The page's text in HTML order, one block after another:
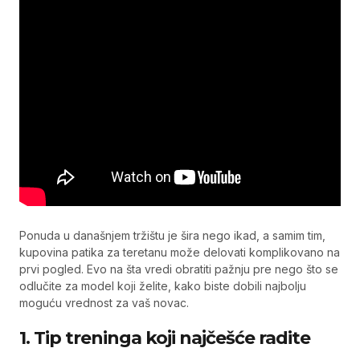
Ponuda u današnjem tržištu je šira nego ikad, a samim tim,
kupovina patika za teretanu može delovati komplikovano na
prvi pogled. Evo na šta vredi obratiti pažnju pre nego što se
odlučite za model koji želite, kako biste dobili najbolju
moguću vrednost za vaš novac.
1. Tip treninga koji najčešće radite